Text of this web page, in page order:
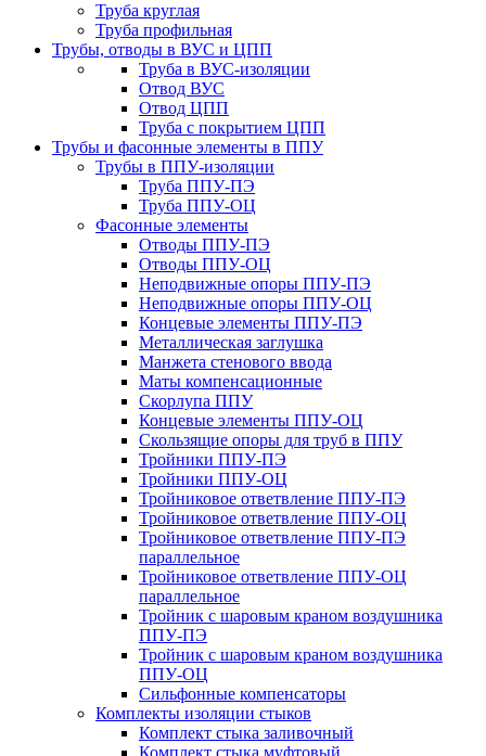
Труба круглая
Труба профильная
Трубы, отводы в ВУС и ЦПП
Труба в ВУС-изоляции
Отвод ВУС
Отвод ЦПП
Труба с покрытием ЦПП
Трубы и фасонные элементы в ППУ
Трубы в ППУ-изоляции
Труба ППУ-ПЭ
Труба ППУ-ОЦ
Фасонные элементы
Отводы ППУ-ПЭ
Отводы ППУ-ОЦ
Неподвижные опоры ППУ-ПЭ
Неподвижные опоры ППУ-ОЦ
Концевые элементы ППУ-ПЭ
Металлическая заглушка
Манжета стенового ввода
Маты компенсационные
Скорлупа ППУ
Концевые элементы ППУ-ОЦ
Скользящие опоры для труб в ППУ
Тройники ППУ-ПЭ
Тройники ППУ-ОЦ
Тройниковое ответвление ППУ-ПЭ
Тройниковое ответвление ППУ-ОЦ
Тройниковое ответвление ППУ-ПЭ
параллельное
Тройниковое ответвление ППУ-ОЦ
параллельное
Тройник с шаровым краном воздушника
ППУ-ПЭ
Тройник с шаровым краном воздушника
ППУ-ОЦ
Сильфонные компенсаторы
Комплекты изоляции стыков
Комплект стыка заливочный
Комплект стыка муфтовый